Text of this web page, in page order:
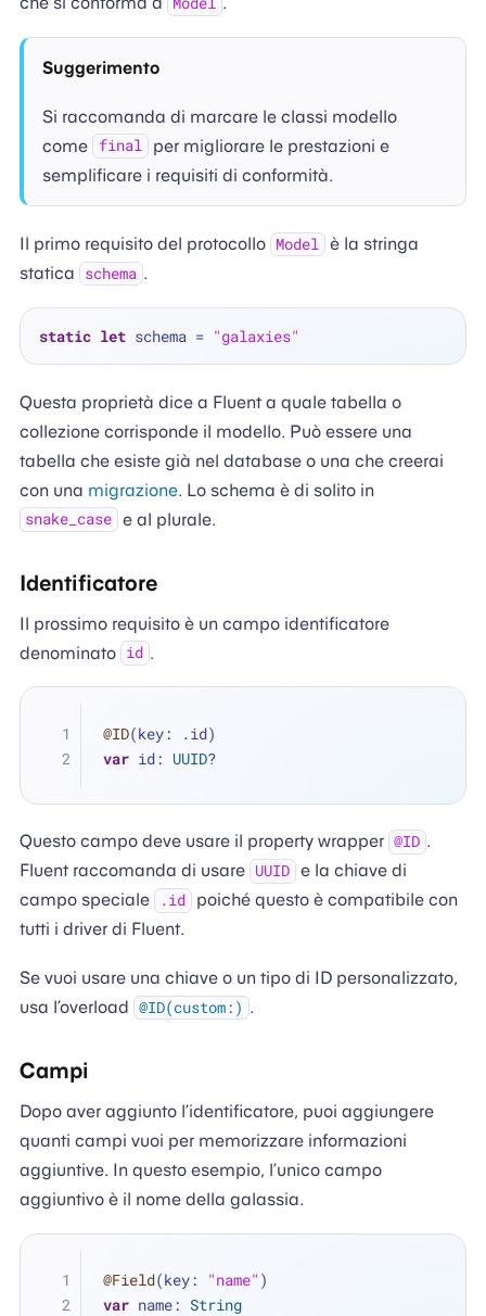
Suggerimento
Si raccomanda di marcare le classi modello
come
final
per migliorare le prestazioni e
semplificare i requisiti di conformità.
Il primo requisito del protocollo Model è la stringa
statica
schema .
static let schema = "galaxies"
Questa proprietà dice a Fluent a quale tabella o
collezione corrisponde il modello. Può essere una
tabella che esiste già nel database o una che creerai
con una migrazione. Lo schema è di solito in
snake_case e al plurale.
Identificatore
Il prossimo requisito è un campo identificatore
denominato id .
@ID(key: .id)
var id: UUID?
Questo campo deve usare il property wrapper @ID .
Fluent raccomanda di usare UUID e la chiave di
campo speciale
.id
poiché questo è compatibile con
tutti i driver di Fluent.
Se vuoi usare una chiave o un tipo di ID personalizzato,
usa l’overload @ID(custom:) .
Campi
Dopo aver aggiunto l’identificatore, puoi aggiungere
quanti campi vuoi per memorizzare informazioni
aggiuntive. In questo esempio, l’unico campo
aggiuntivo è il nome della galassia.
@Field(key: "name" )
var name: String